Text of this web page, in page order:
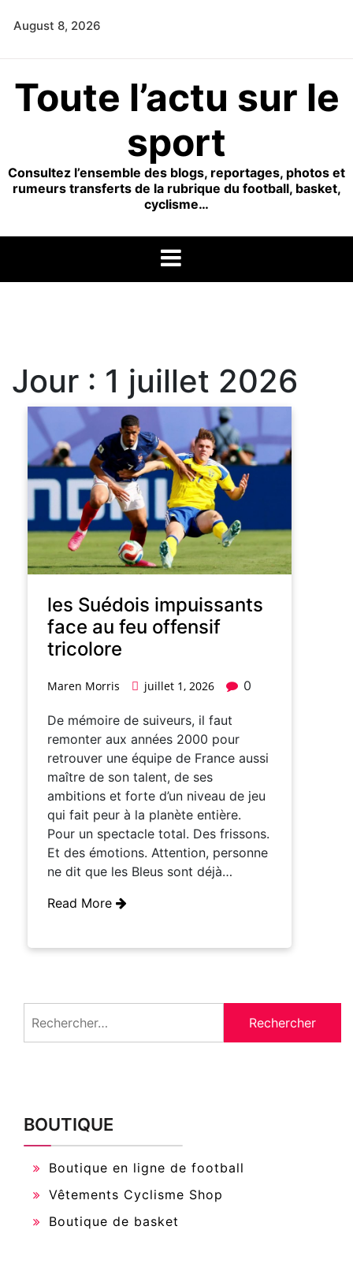
August 8, 2026
Toute l’actu sur le
sport
Consultez l’ensemble des blogs, reportages, photos et
rumeurs transferts de la rubrique du football, basket,
cyclisme…
Jour : 1 juillet 2026
les Suédois impuissants
face au feu offensif
tricolore
Maren Morris juillet 1, 2026 0
De mémoire de suiveurs, il faut
remonter aux années 2000 pour
retrouver une équipe de France aussi
maître de son talent, de ses
ambitions et forte d’un niveau de jeu
qui fait peur à la planète entière.
Pour un spectacle total. Des frissons.
Et des émotions. Attention, personne
ne dit que les Bleus sont déjà…
Read More
BOUTIQUE
Boutique en ligne de football
Vêtements Cyclisme Shop
Boutique de basket